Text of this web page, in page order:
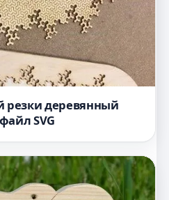
резки деревянный
SVG